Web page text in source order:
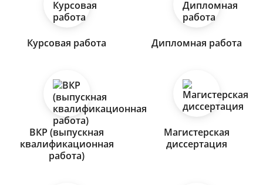
Курсовая работа Дипломная работа
ВКР (выпускная
квалификационная
работа)
Магистерская
диссертация